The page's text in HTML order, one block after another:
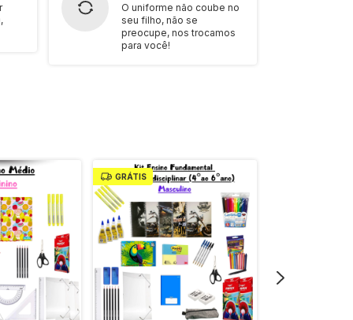
O uniforme não coube no
seu filho, não se
preocupe, nos trocamos
para você!
GRÁTIS